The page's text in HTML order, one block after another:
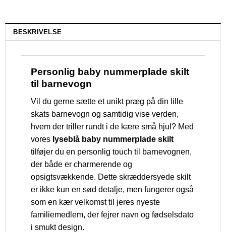
BESKRIVELSE
Personlig baby nummerplade skilt
til barnevogn
Vil du gerne sætte et unikt præg på din lille
skats barnevogn og samtidig vise verden,
hvem der triller rundt i de kære små hjul? Med
vores lyseblå baby nummerplade skilt
tilføjer du en personlig touch til barnevognen,
der både er charmerende og
opsigtsvækkende. Dette skræddersyede skilt
er ikke kun en sød detalje, men fungerer også
som en kær velkomst til jeres nyeste
familiemedlem, der fejrer navn og fødselsdato
i smukt design.